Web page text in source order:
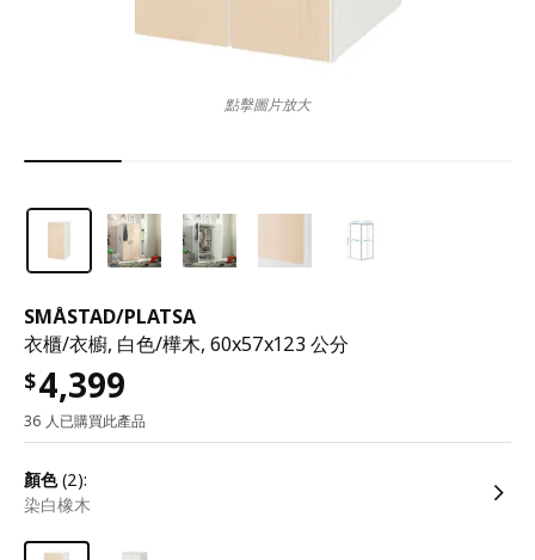
SMÅSTAD/PLATSA
衣櫃/衣櫥, 白色/樺木, 60x57x123 公分
$4,399
36 人已購買此產品
顏色(2):
染白橡木
點擊圖片放大